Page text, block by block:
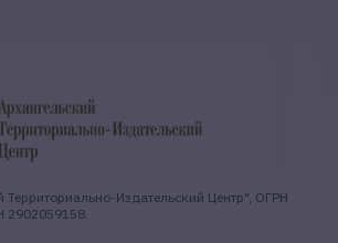
Издательский Центр", ОГРН
2902059158.